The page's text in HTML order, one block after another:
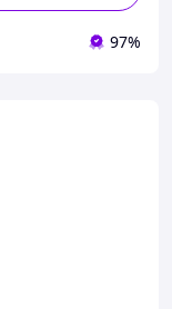
97%